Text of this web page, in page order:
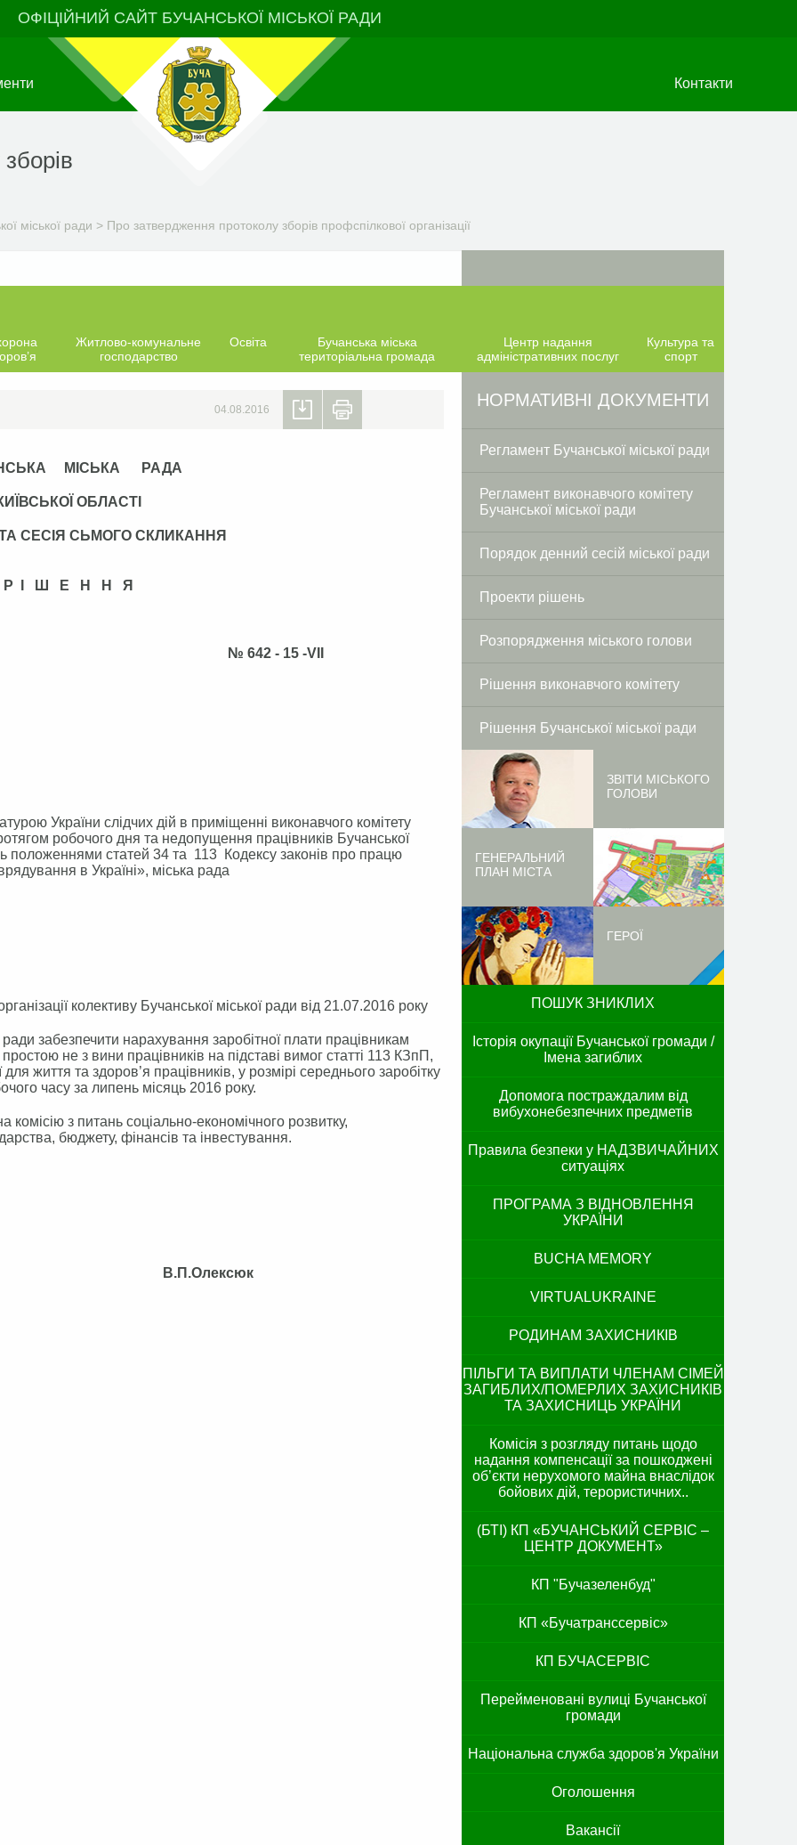
ОФІЦІЙНИЙ САЙТ БУЧАНСЬКОЇ МІСЬКОЇ РАДИ
Контакти
міської ради > Про затвердження протоколу зборів профспілкової організації
Житлово-комунальне
господарство
Освіта
Бучанська міська
територіальна громада
Центр надання
адміністративних послуг
Культура та
спорт
04.08.2016 Facebook
Twitter
МІСЬКА РАДА
ОБЛАСТІ
СЕСІЯ СЬМОГО СКЛИКАННЯ
Р І Ш Е Н Н Я
р. № 642 - 15 -VІІ
України слідчих дій в приміщенні виконавчого комітету
робочого дня та недопущення працівників Бучанської
положеннями статей 34 та 113 Кодексу законів про працю
в Україні», міська рада
колективу Бучанської міської ради від 21.07.2016 року
забезпечити нарахування заробітної плати працівникам
не з вини працівників на підставі вимог статті 113 КЗпП,
життя та здоров’я працівників, у розмірі середнього заробітку
часу за липень місяць 2016 року.
з питань соціально-економічного розвитку,
бюджету, фінансів та інвестування.
ради В.П.Олексюк
НОРМАТИВНІ ДОКУМЕНТИ
Регламент Бучанської міської ради
Регламент виконавчого комітету
Бучанської міської ради
Порядок денний сесій міської ради
Проекти рішень
Розпорядження міського голови
Рішення виконавчого комітету
Рішення Бучанської міської ради
ЗВІТИ МІСЬКОГО
ГОЛОВИ
ГЕНЕРАЛЬНИЙ
ПЛАН МІСТА
ГЕРОЇ
ПОШУК ЗНИКЛИХ
Історія окупації Бучанської громади /
Імена загиблих
Допомога постраждалим від
вибухонебезпечних предметів
Правила безпеки у НАДЗВИЧАЙНИХ
ситуаціях
ПРОГРАМА З ВІДНОВЛЕННЯ
УКРАЇНИ
BUCHA MEMORY
VIRTUALUKRAINE
РОДИНАМ ЗАХИСНИКІВ
ПІЛЬГИ ТА ВИПЛАТИ ЧЛЕНАМ СІМЕЙ
ЗАГИБЛИХ/ПОМЕРЛИХ ЗАХИСНИКІВ
ТА ЗАХИСНИЦЬ УКРАЇНИ
Комісія з розгляду питань щодо
надання компенсації за пошкоджені
об’єкти нерухомого майна внаслідок
бойових дій, терористичних..
(БТІ) КП «БУЧАНСЬКИЙ СЕРВІС –
ЦЕНТР ДОКУМЕНТ»
КП "Бучазеленбуд"
КП «Бучатранссервіс»
КП БУЧАСЕРВІС
Перейменовані вулиці Бучанської
громади
Національна служба здоров'я України
Оголошення
Вакансії